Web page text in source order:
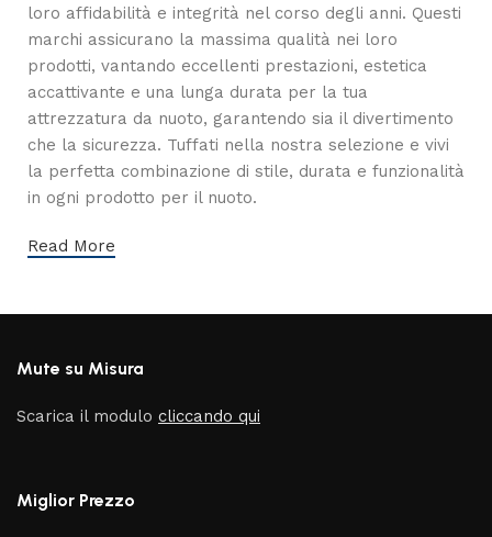
loro affidabilità e integrità nel corso degli anni. Questi
marchi assicurano la massima qualità nei loro
prodotti, vantando eccellenti prestazioni, estetica
accattivante e una lunga durata per la tua
attrezzatura da nuoto, garantendo sia il divertimento
che la sicurezza. Tuffati nella nostra selezione e vivi
la perfetta combinazione di stile, durata e funzionalità
in ogni prodotto per il nuoto.
Read More
Mute su Misura
Scarica il modulocliccando qui
Miglior Prezzo